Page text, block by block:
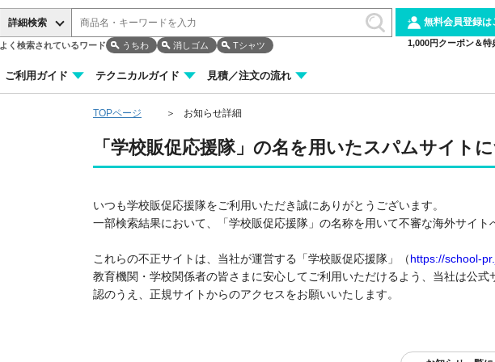
詳細検索
よく検索されているワード うちわ 消しゴム Tシャツ
無料会員登録は
1,000円クーポン＆特
ご利用ガイド テクニカルガイド 見積／注文の流れ
TOPページ お知らせ詳細
「学校販促応援隊」の名を用いたスパムサイト
いつも学校販促応援隊をご利用いただき誠にありがとうございます。
一部検索結果において、「学校販促応援隊」の名称を用いて不審な海外サイ
これらの不正サイトは、当社が運営する「学校販促応援隊」（https://school-
教育機関・学校関係者の皆さまに安心してご利用いただけるよう、当社は公
認のうえ、正規サイトからのアクセスをお願いいたします。